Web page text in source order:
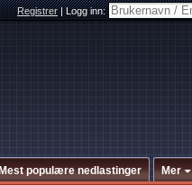
Registrer|Logg inn:
populære nedlastinger Mer